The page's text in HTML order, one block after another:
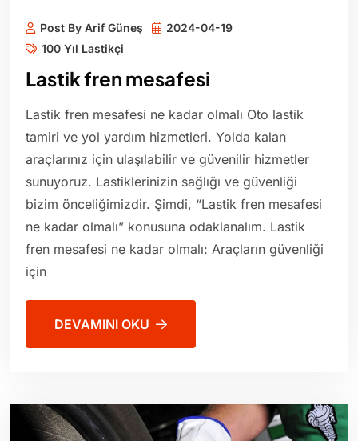
Post By Arif Güneş
2024-04-19
100 Yıl Lastikçi
Lastik fren mesafesi
Lastik fren mesafesi ne kadar olmalı Oto lastik
tamiri ve yol yardım hizmetleri. Yolda kalan
araçlarınız için ulaşılabilir ve güvenilir hizmetler
sunuyoruz. Lastiklerinizin sağlığı ve güvenliği
bizim önceliğimizdir. Şimdi, “Lastik fren mesafesi
ne kadar olmalı” konusuna odaklanalım. Lastik
fren mesafesi ne kadar olmalı: Araçların güvenliği
için
DEVAMINI OKU